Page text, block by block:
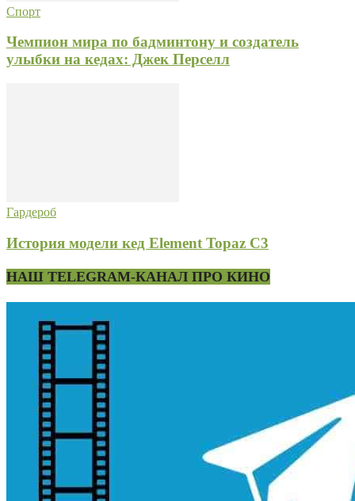
Спорт
Чемпион мира по бадминтону и создатель
улыбки на кедах: Джек Перселл
Гардероб
История модели кед Element Topaz C3
НАШ TELEGRAM-КАНАЛ ПРО КИНО